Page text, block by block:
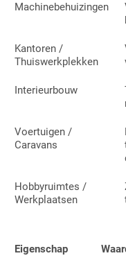
Machinebehuizingen
Kantoren /
Thuiswerkplekken
Interieurbouw
Voertuigen /
Caravans
Hobbyruimtes /
Werkplaatsen
Eigenschap